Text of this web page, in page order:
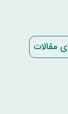
مقالات